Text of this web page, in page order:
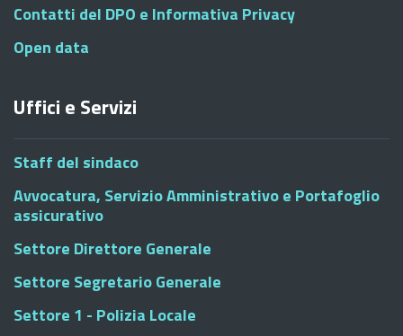
Contatti del DPO e Informativa Privacy
Open data
Uffici e Servizi
Staff del sindaco
Avvocatura, Servizio Amministrativo e Portafoglio
assicurativo
Settore Direttore Generale
Settore Segretario Generale
Settore 1 - Polizia Locale